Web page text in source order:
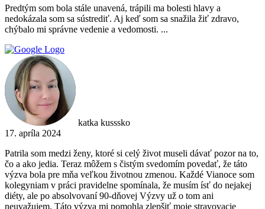
Predtým som bola stále unavená, trápili ma bolesti hlavy a
nedokázala som sa sústrediť. Aj keď som sa snažila žiť zdravo,
chýbalo mi správne vedenie a vedomosti. ...
katka kusssko
17. apríla 2024
Patrila som medzi ženy, ktoré si celý život museli dávať pozor na to,
čo a ako jedia. Teraz môžem s čistým svedomím povedať, že táto
výzva bola pre mňa veľkou životnou zmenou. Každé Vianoce som
kolegyniam v práci pravidelne spomínala, že musím ísť do nejakej
diéty, ale po absolvovaní 90-dňovej Výzvy už o tom ani
neuvažujem. Táto výzva mi pomohla zlepšiť moje stravovacie